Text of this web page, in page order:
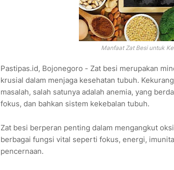
Manfaat Zat Besi untuk
Pastipas.id, Bojonegoro - Zat besi merupakan
krusial dalam menjaga kesehatan tubuh.
masalah, salah satunya adalah anemia, yang
fokus, dan bahkan sistem kekebalan tubuh.
Zat besi berperan penting dalam mengangkut
berbagai fungsi vital seperti fokus, energi,
pencernaan.